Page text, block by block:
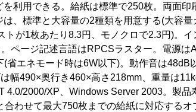
利用できる。給紙は標準で250枚。両面印
は、標準と大容量の2種類を用意する(大容量
トが1枚あたり8.3円、モノクロで2.3円)。イ
ページ記述言語はRPCSラスター。電源は
(省エネモード時は6W以下)。動作音は48dB
幅490×奥行き460×高さ218mm、重量は
4.0/2000/XP、Windows Server 2003。製品
合わせて最大750枚までの給紙に対応するオ